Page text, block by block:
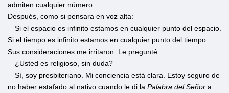
admiten cualquier número.
Después, como si pensara en voz alta:
—Si el espacio es infinito estamos en cualquier punto del espacio.
Si el tiempo es infinito estamos en cualquier punto del tiempo.
Sus consideraciones me irritaron. Le pregunté:
—¿Usted es religioso, sin duda?
—Sí, soy presbiteriano. Mi conciencia está clara. Estoy seguro de
no haber estafado al nativo cuando le di la Palabra del Señor a